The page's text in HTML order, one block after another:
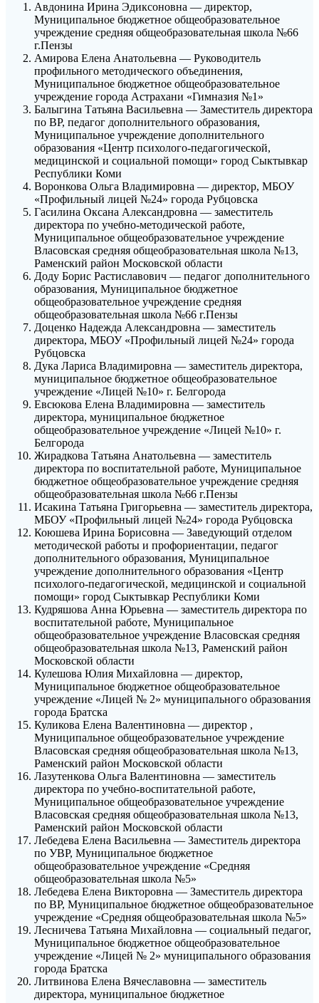
Авдонина Ирина Эдиксоновна — директор,
Муниципальное бюджетное общеобразовательное
учреждение средняя общеобразовательная школа №66
г.Пензы
Амирова Елена Анатольевна — Руководитель
профильного методического объединения,
Муниципальное бюджетное общеобразовательное
учреждение города Астрахани «Гимназия №1»
Балыгина Татьяна Васильевна — Заместитель директора
по ВР, педагог дополнительного образования,
Муниципальное учреждение дополнительного
образования «Центр психолого-педагогической,
медицинской и социальной помощи» город Сыктывкар
Республики Коми
Воронкова Ольга Владимировна — директор, МБОУ
«Профильный лицей №24» города Рубцовска
Гасилина Оксана Александровна — заместитель
директора по учебно-методической работе,
Муниципальное общеобразовательное учреждение
Власовская средняя общеобразовательная школа №13,
Раменский район Московской области
Доду Борис Растиславович — педагог дополнительного
образования, Муниципальное бюджетное
общеобразовательное учреждение средняя
общеобразовательная школа №66 г.Пензы
Доценко Надежда Александровна — заместитель
директора, МБОУ «Профильный лицей №24» города
Рубцовска
Дука Лариса Владимировна — заместитель директора,
муниципальное бюджетное общеобразовательное
учреждение «Лицей №10» г. Белгорода
Евсюкова Елена Владимировна — заместитель
директора, муниципальное бюджетное
общеобразовательное учреждение «Лицей №10» г.
Белгорода
Жирадкова Татьяна Анатольевна — заместитель
директора по воспитательной работе, Муниципальное
бюджетное общеобразовательное учреждение средняя
общеобразовательная школа №66 г.Пензы
Исакина Татьяна Григорьевна — заместитель директора,
МБОУ «Профильный лицей №24» города Рубцовска
Коюшева Ирина Борисовна — Заведующий отделом
методической работы и профориентации, педагог
дополнительного образования, Муниципальное
учреждение дополнительного образования «Центр
психолого-педагогической, медицинской и социальной
помощи» город Сыктывкар Республики Коми
Кудряшова Анна Юрьевна — заместитель директора по
воспитательной работе, Муниципальное
общеобразовательное учреждение Власовская средняя
общеобразовательная школа №13, Раменский район
Московской области
Кулешова Юлия Михайловна — директор,
Муниципальное бюджетное общеобразовательное
учреждение «Лицей № 2» муниципального образования
города Братска
Куликова Елена Валентиновна — директор ,
Муниципальное общеобразовательное учреждение
Власовская средняя общеобразовательная школа №13,
Раменский район Московской области
Лазутенкова Ольга Валентиновна — заместитель
директора по учебно-воспитательной работе,
Муниципальное общеобразовательное учреждение
Власовская средняя общеобразовательная школа №13,
Раменский район Московской области
Лебедева Елена Васильевна — Заместитель директора
по УВР, Муниципальное бюджетное
общеобразовательное учреждение «Средняя
общеобразовательная школа №5»
Лебедева Елена Викторовна — Заместитель директора
по ВР, Муниципальное бюджетное общеобразовательное
учреждение «Средняя общеобразовательная школа №5»
Лесничева Татьяна Михайловна — социальный педагог,
Муниципальное бюджетное общеобразовательное
учреждение «Лицей № 2» муниципального образования
города Братска
Литвинова Елена Вячеславовна — заместитель
директора, муниципальное бюджетное